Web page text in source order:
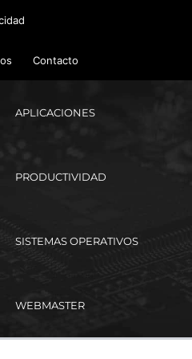
Contacto
APLICACIONES
PRODUCTIVIDAD
SISTEMAS OPERATIVOS
WEBMASTER